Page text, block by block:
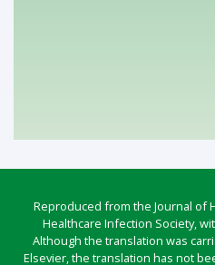
Reproduced from the Journal of
Healthcare Infection Society,
Although the translation was
Elsevier, the translation has not